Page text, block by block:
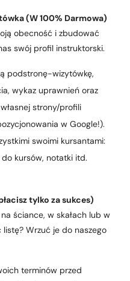
(W 100% Darmowa)
obecność i zbudować
swój profil instruktorski.
podstronę-wizytówkę,
wykaz uprawnień oraz
strony/profili
w Google!).
swoimi kursantami:
kursów, notatki itd.
tylko za sukces)
ściance, w skałach lub w
listę? Wrzuć je do naszego
terminów przed